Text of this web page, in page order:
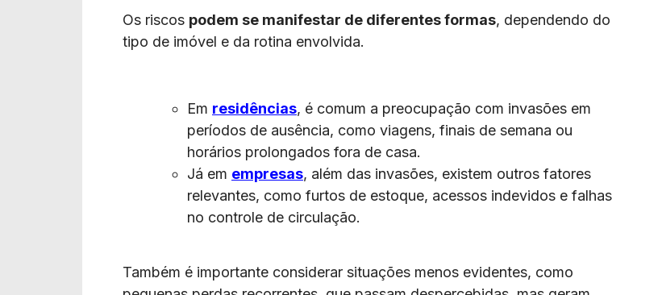
Os riscos podem se manifestar de diferentes formas, dependendo do
tipo de imóvel e da rotina envolvida.
Em residências, é comum a preocupação com invasões em
períodos de ausência, como viagens, finais de semana ou
horários prolongados fora de casa.
Já em empresas, além das invasões, existem outros fatores
relevantes, como furtos de estoque, acessos indevidos e falhas
no controle de circulação.
Também é importante considerar situações menos evidentes, como